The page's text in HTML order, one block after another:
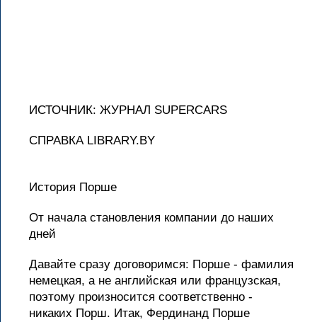
ИСТОЧНИК: ЖУРНАЛ SUPERCARS
СПРАВКА LIBRARY.BY
История Порше
От начала становления компании до наших
дней
Давайте сразу договоримся: Порше - фамилия
немецкая, а не английская или французская,
поэтому произносится соответственно -
никаких Порш. Итак, Фердинанд Порше